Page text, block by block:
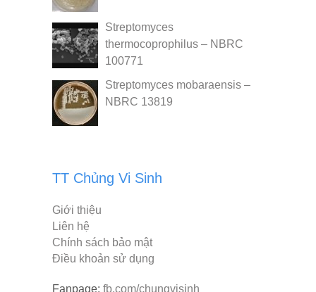
Streptomyces
thermocoprophilus – NBRC
100771
Streptomyces mobaraensis –
NBRC 13819
TT Chủng Vi Sinh
Giới thiệu
Liên hệ
Chính sách bảo mật
Điều khoản sử dụng
Fanpage: fb.com/chungvisinh